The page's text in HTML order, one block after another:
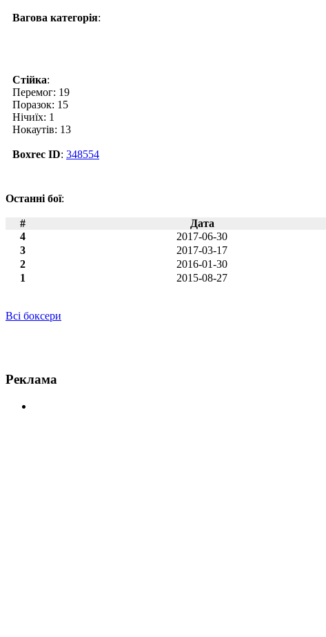
Вагова категорія:
Стійка:
Перемог: 19
Поразок: 15
Нічиїх: 1
Нокаутів: 13
Boxrec ID: 348554
Останні бої:
# Дата
4
2017-06-30
3
2017-03-17
2
2016-01-30
1
2015-08-27
Всі боксери
Реклама